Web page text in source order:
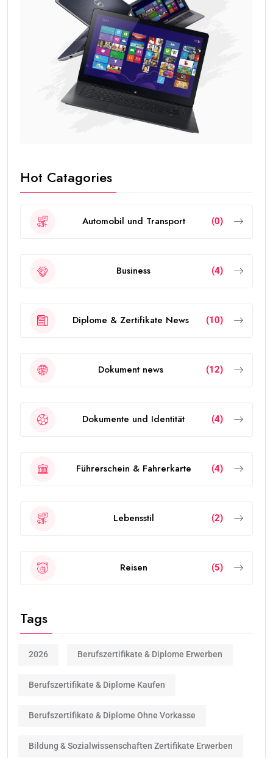
Hot Catagories
Automobil und Transport (0)
Business (4)
Diplome & Zertifikate News (10)
Dokument news (12)
Dokumente und Identität (4)
Führerschein & Fahrerkarte (4)
Lebensstil (2)
Reisen (5)
Tags
2026 Berufszertifikate & Diplome Erwerben
Berufszertifikate & Diplome Kaufen
Berufszertifikate & Diplome Ohne Vorkasse
Bildung & Sozialwissenschaften Zertifikate Erwerben